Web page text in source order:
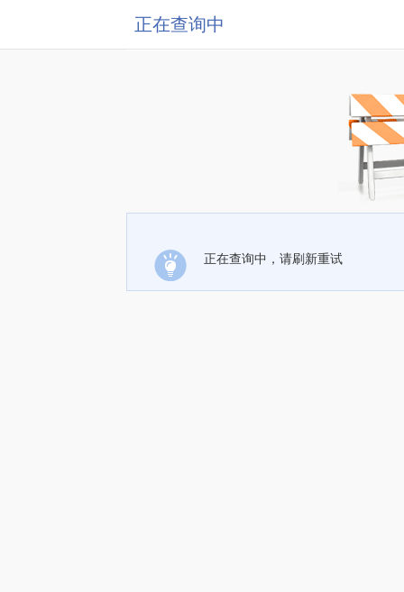
正在查询中
正在查询中，请刷新重试